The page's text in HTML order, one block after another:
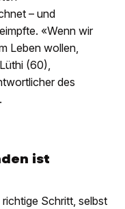
– und
«Wenn wir
Leben wollen,
(60),
des
ist
Schritt, selbst